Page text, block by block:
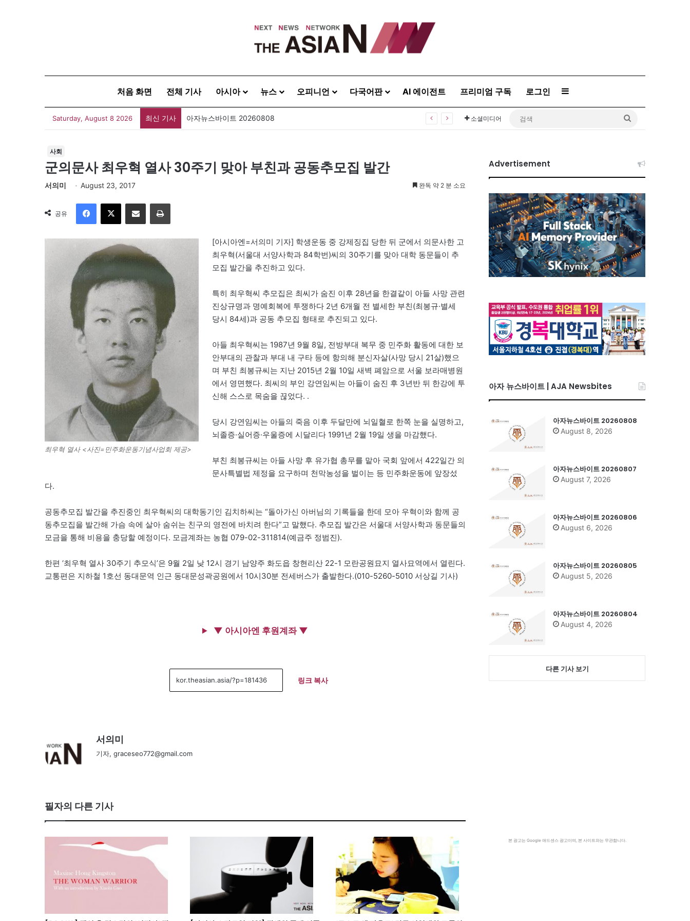
처음 화면 전체 기사 아시아 뉴스 오피니언 다국어판 AI 에이전트 프리미엄 구독 로그인 Sidebar
Saturday, August 8 2026 최신 기사 아자뉴스바이트 20260808 소셜미디어
사회
군의문사 최우혁 열사 30주기 맞아 부친과 공동추모집 발간
서의미 August 23, 2017 완독 약 2 분 소요
공유
이메일
최우혁 열사 <사진=민주화운동기념사업회 제공>
[아시아엔=서의미 기자] 학생운동 중 강제징집 당한 뒤 군에서 의문사한 고
최우혁(서울대 서양사학과 84학번)씨의 30주기를 맞아 대학 동문들이 추
모집 발간을 추진하고 있다.
특히 최우혁씨 추모집은 최씨가 숨진 이후 28년을 한결같이 아들 사망 관련
진상규명과 명예회복에 투쟁하다 2년 6개월 전 별세한 부친(최봉규·별세
당시 84세)과 공동 추모집 형태로 추진되고 있다.
아들 최우혁씨는 1987년 9월 8일, 전방부대 복무 중 민주화 활동에 대한 보
안부대의 관찰과 부대 내 구타 등에 항의해 분신자살(사망 당시 21살)했으
며 부친 최봉규씨는 지난 2015년 2월 10일 새벽 폐암으로 서울 보라매병원
에서 영면했다. 최씨의 부인 강연임씨는 아들이 숨진 후 3년반 뒤 한강에 투
신해 스스로 목숨을 끊었다. .
당시 강연임씨는 아들의 죽음 이후 두달만에 뇌일혈로 한쪽 눈을 실명하고,
뇌졸증·실어증·우울증에 시달리다 1991년 2월 19일 생을 마감했다.
부친 최봉규씨는 아들 사망 후 유가협 총무를 맡아 국회 앞에서 422일간 의
문사특별법 제정을 요구하며 천막농성을 벌이는 등 민주화운동에 앞장섰
다.
공동추모집 발간을 추진중인 최우혁씨의 대학동기인 김치하씨는 “돌아가신 아버님의 기록들을 한데 모아 우혁이와 함께 공
동추모집을 발간해 가슴 속에 살아 숨쉬는 친구의 영전에 바치려 한다”고 말했다. 추모집 발간은 서울대 서양사학과 동문들의
모금을 통해 비용을 충당할 예정이다. 모금계좌는 농협 079-02-311814(예금주 정범진).
한편 ‘최우혁 열사 30주기 추모식’은 9월 2일 낮 12시 경기 남양주 화도읍 창현리산 22-1 모란공원묘지 열사묘역에서 열린다.
교통편은 지하철 1호선 동대문역 인근 동대문성곽공원에서 10시30분 전세버스가 출발한다.(010-5260-5010 서상길 기사)
▼ 아시아엔 후원계좌 ▼
링크 복사
서의미
기자, graceseo772@gmail.com
필자의 다른 기사
Advertisement
아자 뉴스바이트 | AJA Newsbites
아자뉴스바이트 20260808
August 8, 2026
아자뉴스바이트 20260807
August 7, 2026
아자뉴스바이트 20260806
August 6, 2026
아자뉴스바이트 20260805
August 5, 2026
아자뉴스바이트 20260804
August 4, 2026
다른 기사 보기
본 광고는 Google 애드센스 광고이며, 본 사이트와는 무관합니다.